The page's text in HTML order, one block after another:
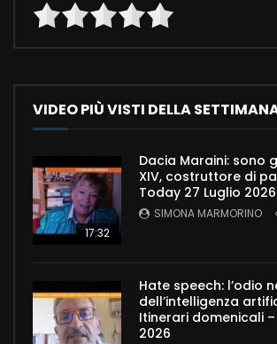
VIDEO PIÙ VISTI DELLA
17:32
Dacia Maraini: sono
XIV, costruttore di
Today 27 Luglio
SIMONA MARMORINO
Hate speech: l’odio
dell’intelligenza
Itinerari domenicali –
2026